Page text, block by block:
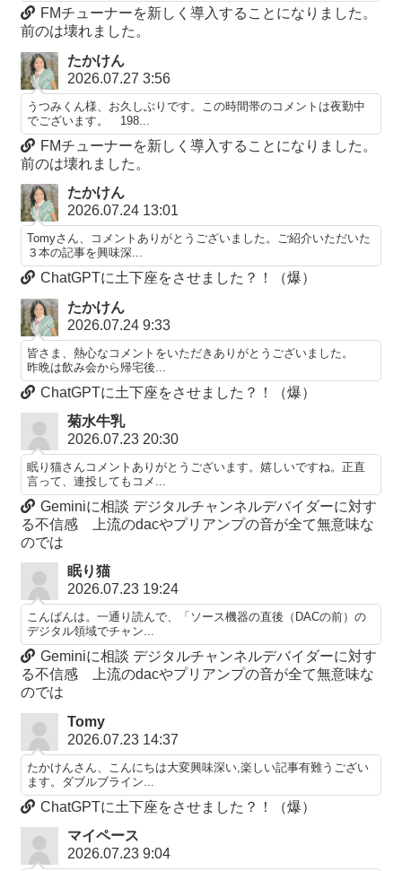
FMチューナーを新しく導入することになりました。
前のは壊れました。
たかけん
2026.07.27 3:56
うつみくん様、お久しぶりです。この時間帯のコメントは夜勤中
でございます。 198...
FMチューナーを新しく導入することになりました。
前のは壊れました。
たかけん
2026.07.24 13:01
Tomyさん、コメントありがとうございました。ご紹介いただいた
３本の記事を興味深...
ChatGPTに土下座をさせました？！（爆）
たかけん
2026.07.24 9:33
皆さま、熱心なコメントをいただきありがとうございました。
昨晩は飲み会から帰宅後...
ChatGPTに土下座をさせました？！（爆）
菊水牛乳
2026.07.23 20:30
眠り猫さんコメントありがとうございます。嬉しいですね。正直
言って、連投してもコメ...
Geminiに相談 デジタルチャンネルデバイダーに対す
る不信感 上流のdacやプリアンプの音が全て無意味な
のでは
眠り猫
2026.07.23 19:24
こんばんは。一通り読んで、「ソース機器の直後（DACの前）の
デジタル領域でチャン...
Geminiに相談 デジタルチャンネルデバイダーに対す
る不信感 上流のdacやプリアンプの音が全て無意味な
のでは
Tomy
2026.07.23 14:37
たかけんさん、こんにちは大変興味深い,楽しい記事有難うござい
ます。ダブルブライン...
ChatGPTに土下座をさせました？！（爆）
マイペース
2026.07.23 9:04